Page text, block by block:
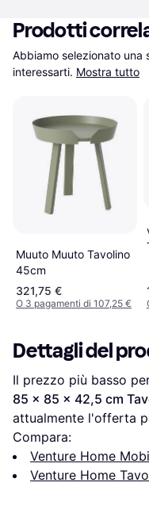
Prodotti
Abbiamo selezionato
interessarti. Mostra tutto
Muuto Muuto Tavolino
45cm
321,75 €
O 3 pagamenti di 107,25 €
Dettagli del
Il prezzo più basso
85 x 85 x 42,5 cm
attualmente l'offerta
Compara:
Venture Home
Venture Home